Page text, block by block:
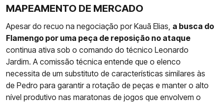
MAPEAMENTO DE MERCADO
Apesar do recuo na negociação por Kauã Elias, a busca do
Flamengo por uma peça de reposição no ataque
continua ativa sob o comando do técnico Leonardo
Jardim. A comissão técnica entende que o elenco
necessita de um substituto de características similares às
de Pedro para garantir a rotação de peças e manter o alto
nível produtivo nas maratonas de jogos que envolvem o